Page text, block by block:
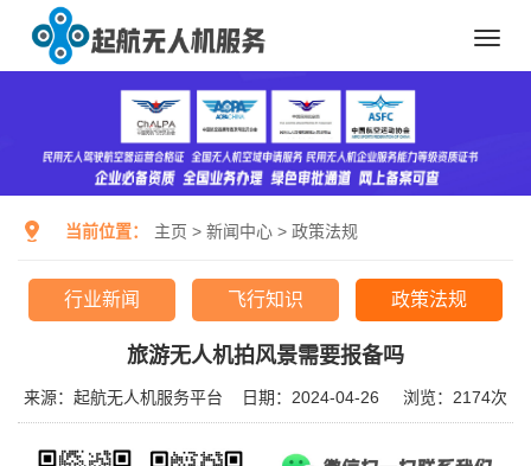
当前位置： 主页 > 新闻中心 > 政策法规
行业新闻 飞行知识 政策法规
旅游无人机拍风景需要报备吗
来源：起航无人机服务平台 日期：2024-04-26 浏览： 2174次